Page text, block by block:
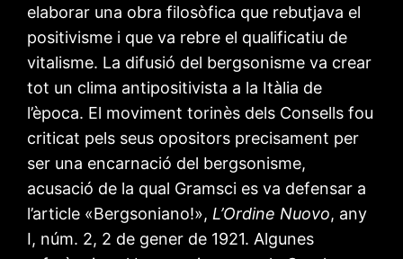
elaborar una obra filosòfica que rebutjava el
positivisme i que va rebre el qualificatiu de
vitalisme. La difusió del bergsonisme va crear
tot un clima antipositivista a la Itàlia de
l’època. El moviment torinès dels Consells fou
criticat pels seus opositors precisament per
ser una encarnació del bergsonisme,
acusació de la qual Gramsci es va defensar a
l’article «Bergsoniano!», L’Ordine Nuovo, any
I, núm. 2, 2 de gener de 1921. Algunes